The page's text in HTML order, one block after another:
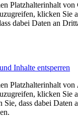
Platzhalterinhalt von
klicken Sie
dabei Daten an
Inhalte entsperren
Platzhalterinhalt von
klicken Sie
Sie, dass dabei Daten